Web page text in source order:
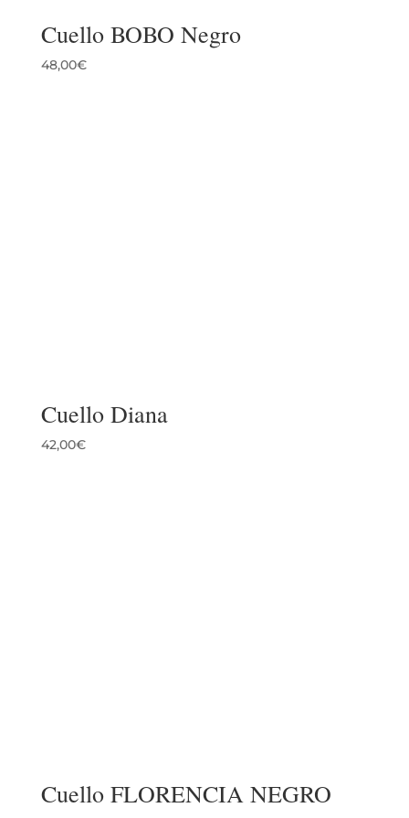
Cuello BOBO Negro
48,00€
Cuello Diana
42,00€
Cuello FLORENCIA NEGRO